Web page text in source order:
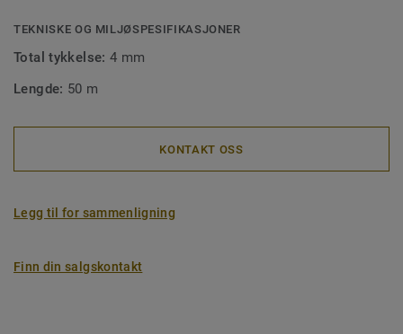
TEKNISKE OG MILJØSPESIFIKASJONER
Total tykkelse:4 mm
Lengde: 50 m
KONTAKT OSS
Legg til for sammenligning
Finn din salgskontakt